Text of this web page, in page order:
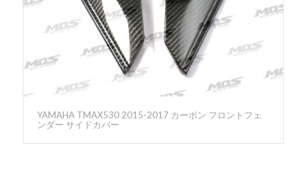
YAMAHA TMAX530 2015-2017 カーボン フロントフェ
ンダー サイドカバー